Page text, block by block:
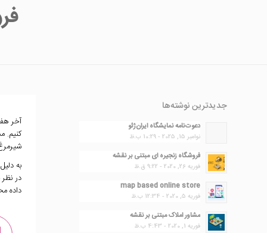
جدیدترین نوشته‌ها
دعوت‌نامه نمایشگاه ایران‌ژئو
نوامبر 15, 2025 - 10:29 ب.ظ
فروشگاه زنجیره ای مبتنی بر نقشه
فوریه 26, 2020 - 9:22 ق.ظ
map based online store
فوریه 5, 2020 - 12:34 ب.ظ
مشاور املاک مبتنی بر نقشه
فوریه 1, 2020 - 4:43 ب.ظ
آخر
کنیم.
به
در
داده